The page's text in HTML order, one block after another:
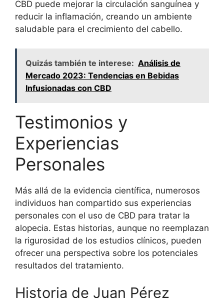
CBD puede mejorar la circulación sanguínea y
reducir la inflamación, creando un ambiente
saludable para el crecimiento del cabello.
Quizás también te interese: Análisis de
Mercado 2023: Tendencias en Bebidas
Infusionadas con CBD
Testimonios y
Experiencias
Personales
Más allá de la evidencia científica, numerosos
individuos han compartido sus experiencias
personales con el uso de CBD para tratar la
alopecia. Estas historias, aunque no reemplazan
la rigurosidad de los estudios clínicos, pueden
ofrecer una perspectiva sobre los potenciales
resultados del tratamiento.
Historia de Juan Pérez